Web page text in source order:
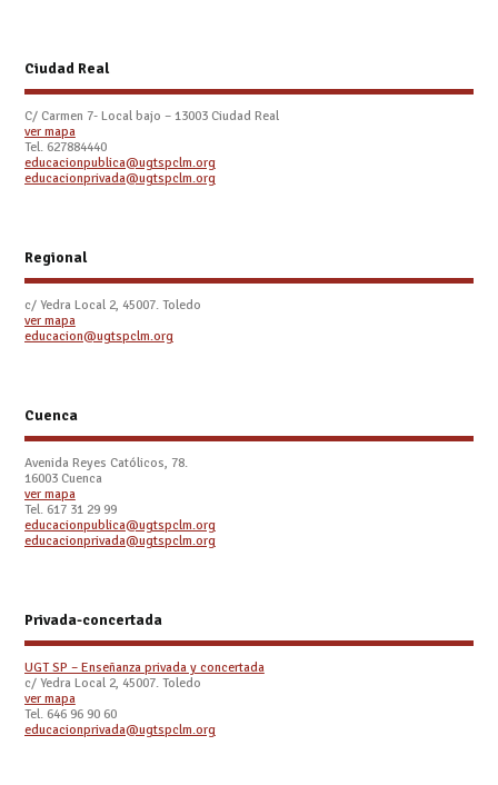
Ciudad Real
C/ Carmen 7- Local bajo – 13003 Ciudad Real
ver mapa
Tel. 627884440
educacionpublica@ugtspclm.org
educacionprivada@ugtspclm.org
Regional
c/ Yedra Local 2, 45007. Toledo
ver mapa
educacion@ugtspclm.org
Cuenca
Avenida Reyes Católicos, 78.
16003 Cuenca
ver mapa
Tel. 617 31 29 99
educacionpublica@ugtspclm.org
educacionprivada@ugtspclm.org
Privada-concertada
UGT SP – Enseñanza privada y concertada
c/ Yedra Local 2, 45007. Toledo
ver mapa
Tel. 646 96 90 60
educacionprivada@ugtspclm.org